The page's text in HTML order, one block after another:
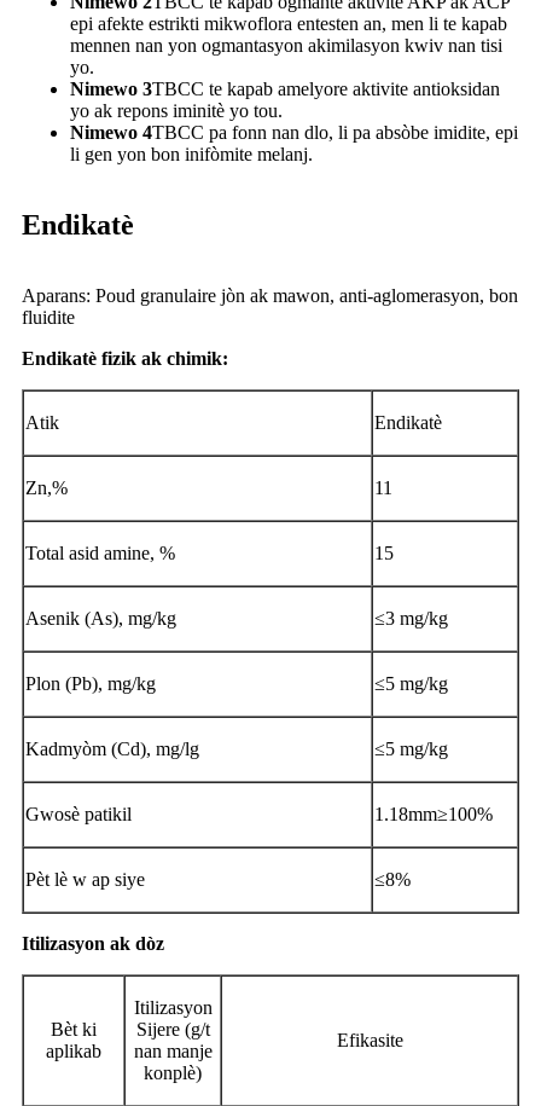
epi afekte estrikti mikwoflora entesten an, men li te kapab
mennen nan yon ogmantasyon akimilasyon kwiv nan tisi
yo.
Nimewo 3TBCC te kapab amelyore aktivite antioksidan
yo ak repons iminitè yo tou.
Nimewo 4TBCC pa fonn nan dlo, li pa absòbe imidite, epi
li gen yon bon inifòmite melanj.
Endikatè
Aparans: Poud granulaire jòn ak mawon, anti-aglomerasyon, bon
fluidite
Endikatè fizik ak chimik:
Atik Endikatè
Zn,% 11
Total asid amine, % 15
Asenik (As), mg/kg ≤3 mg/kg
Plon (Pb), mg/kg ≤5 mg/kg
Kadmyòm (Cd), mg/lg ≤5 mg/kg
Gwosè patikil 1.18mm≥100%
Pèt lè w ap siye ≤8%
Itilizasyon ak dòz
Bèt ki
aplikab
Itilizasyon
Sijere (g/t
nan manje
konplè)
Efikasite